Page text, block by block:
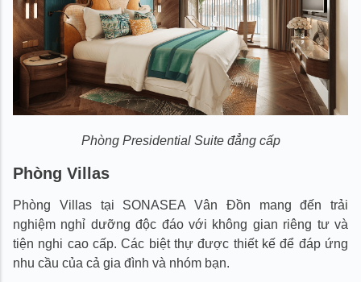
Phòng Presidential Suite đẳng cấp
Phòng Villas
Phòng Villas tại SONASEA Vân Đồn mang đến trải
nghiệm nghỉ dưỡng độc đáo với không gian riêng tư và
tiện nghi cao cấp. Các biệt thự được thiết kế để đáp ứng
nhu cầu của cả gia đình và nhóm bạn.